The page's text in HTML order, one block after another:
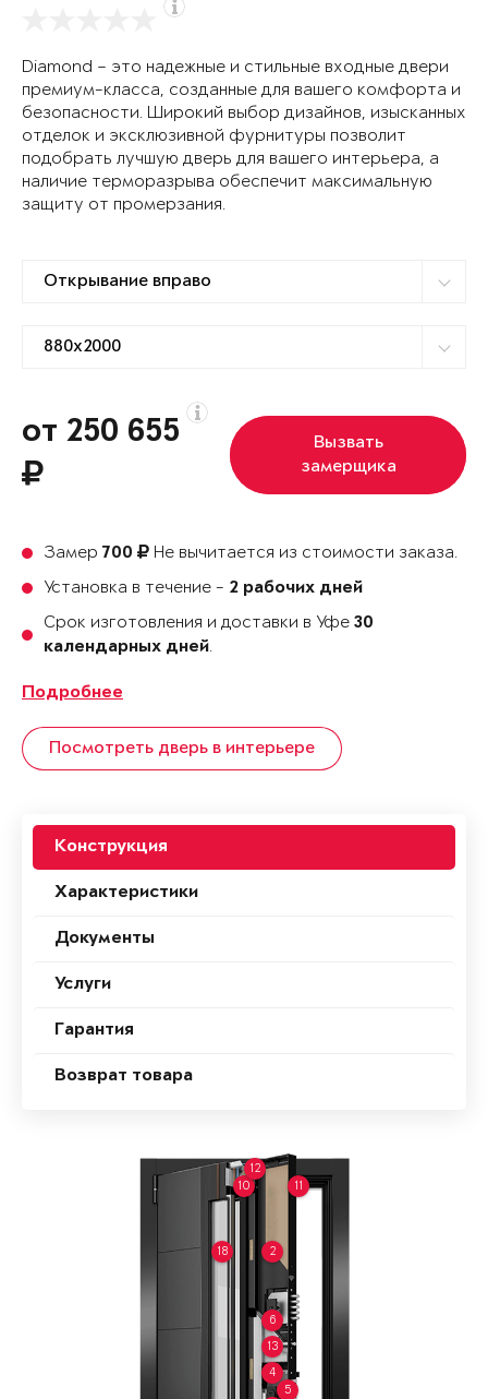
Diamond – это надежные и стильные входные двери
премиум-класса, созданные для вашего комфорта и
безопасности. Широкий выбор дизайнов, изысканных
отделок и эксклюзивной фурнитуры позволит
подобрать лучшую дверь для вашего интерьера, а
наличие терморазрыва обеспечит максимальную
защиту от промерзания.
от 250 655
Вызвать
замерщика
Замер 700
Не вычитается из стоимости заказа.
Установка в течение - 2 рабочих дней
Срок изготовления и доставки в Уфе 30
календарных дней.
Подробнее
Посмотреть дверь в интерьере
Конструкция
Характеристики
Документы
Услуги
Гарантия
Возврат товара
2
4
5
6
10 11
12
13
18